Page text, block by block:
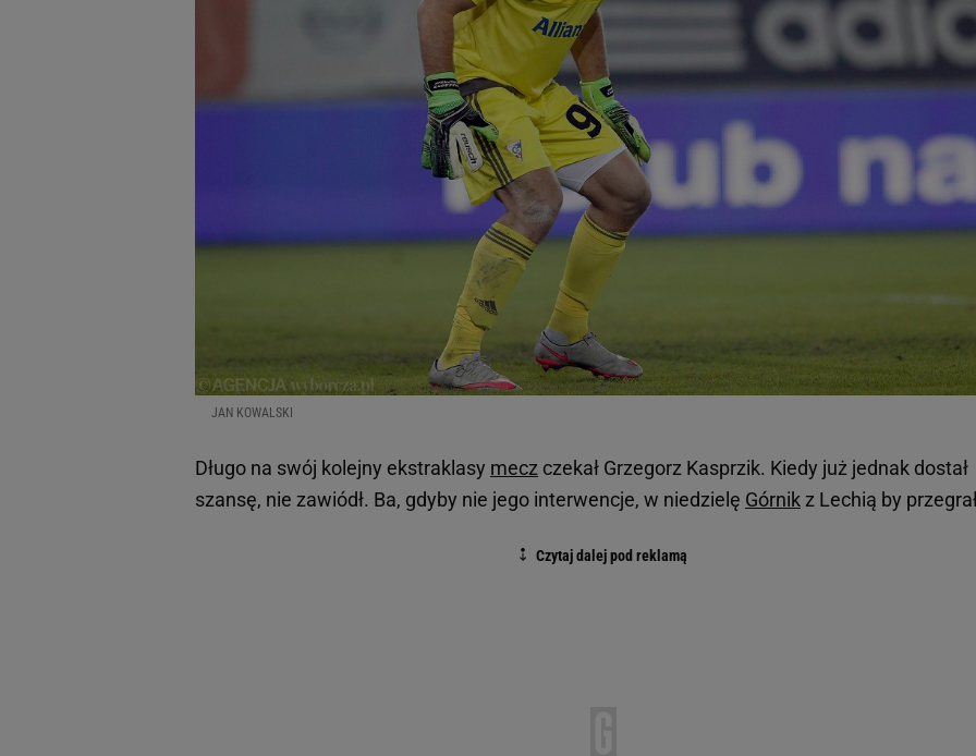
JAN KOWALSKI
Długo na swój kolejny ekstraklasy mecz czekał Grzegorz Kasprzik. Kiedy już jednak dostał
szansę, nie zawiódł. Ba, gdyby nie jego interwencje, w niedzielę Górnik z Lechią by